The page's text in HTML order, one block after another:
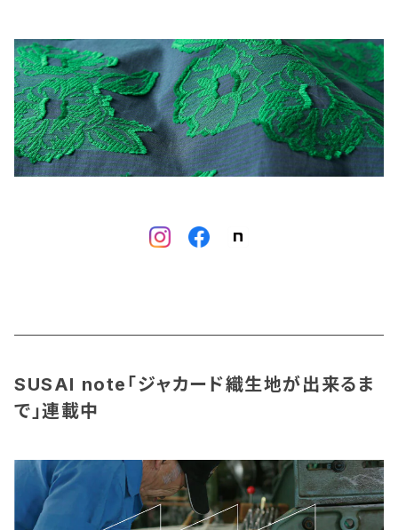
SUSAI note「ジャカード織生地が出来るま
で」連載中